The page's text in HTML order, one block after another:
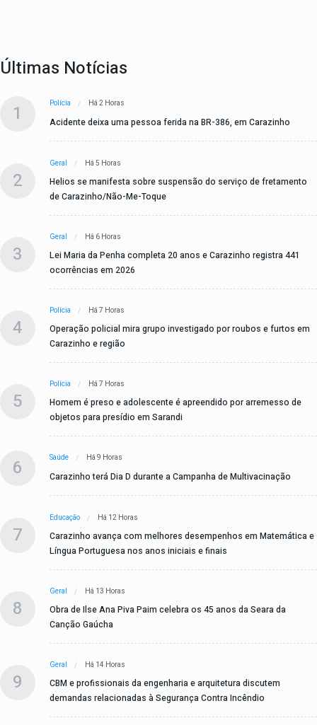
Últimas Notícias
1
Polícia Há 2 Horas
Acidente deixa uma pessoa ferida na BR-386, em Carazinho
2
Geral Há 5 Horas
Helios se manifesta sobre suspensão do serviço de fretamento
de Carazinho/Não-Me-Toque
3
Geral Há 6 Horas
Lei Maria da Penha completa 20 anos e Carazinho registra 441
ocorrências em 2026
4
Polícia Há 7 Horas
Operação policial mira grupo investigado por roubos e furtos em
Carazinho e região
5
Polícia Há 7 Horas
Homem é preso e adolescente é apreendido por arremesso de
objetos para presídio em Sarandi
6 Saúde Há 9 Horas
Carazinho terá Dia D durante a Campanha de Multivacinação
7
Educação Há 12 Horas
Carazinho avança com melhores desempenhos em Matemática e
Língua Portuguesa nos anos iniciais e finais
8
Geral Há 13 Horas
Obra de Ilse Ana Piva Paim celebra os 45 anos da Seara da
Canção Gaúcha
9
Geral Há 14 Horas
CBM e profissionais da engenharia e arquitetura discutem
demandas relacionadas à Segurança Contra Incêndio